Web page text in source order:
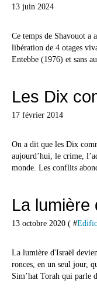
13 juin 2024
Ce temps de Shavouot a
libération de 4 otages
Entebbe (1976) et sans
Les Dix
17 février 2014
On a dit que les Dix
aujourd’hui, le crime,
monde. Les conflits
La lumière
13 octobre 2020 ( #
La lumière d'Israël
ronces, en un seul jour,
Sim’hat Torah qui parle